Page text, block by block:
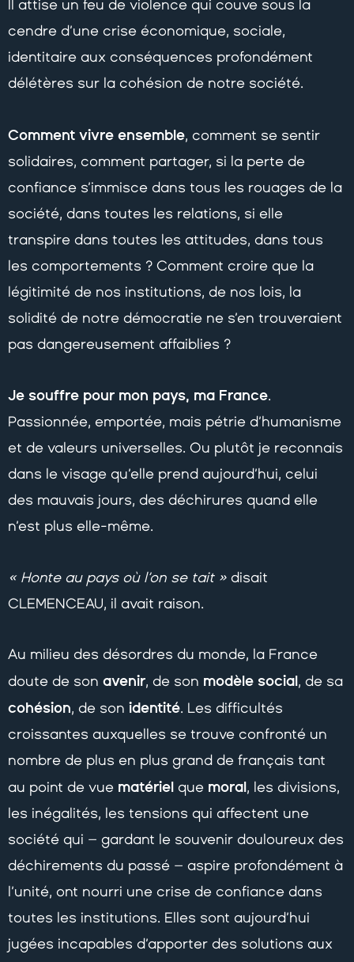
Il attise un feu de violence qui couve sous la
cendre d’une crise économique, sociale,
identitaire aux conséquences profondément
délétères sur la cohésion de notre société.
Comment vivre ensemble, comment se sentir
solidaires, comment partager, si la perte de
confiance s’immisce dans tous les rouages de la
société, dans toutes les relations, si elle
transpire dans toutes les attitudes, dans tous
les comportements ? Comment croire que la
légitimité de nos institutions, de nos lois, la
solidité de notre démocratie ne s’en trouveraient
pas dangereusement affaiblies ?
Je souffre pour mon pays, ma France.
Passionnée, emportée, mais pétrie d’humanisme
et de valeurs universelles. Ou plutôt je reconnais
dans le visage qu’elle prend aujourd’hui, celui
des mauvais jours, des déchirures quand elle
n’est plus elle-même.
« Honte au pays où l’on se tait » disait
CLEMENCEAU, il avait raison.
Au milieu des désordres du monde, la France
doute de son avenir, de son modèle social, de sa
cohésion, de son identité. Les difficultés
croissantes auxquelles se trouve confronté un
nombre de plus en plus grand de français tant
au point de vue matériel que moral, les divisions,
les inégalités, les tensions qui affectent une
société qui – gardant le souvenir douloureux des
déchirements du passé – aspire profondément à
l’unité, ont nourri une crise de confiance dans
toutes les institutions. Elles sont aujourd’hui
jugées incapables d’apporter des solutions aux